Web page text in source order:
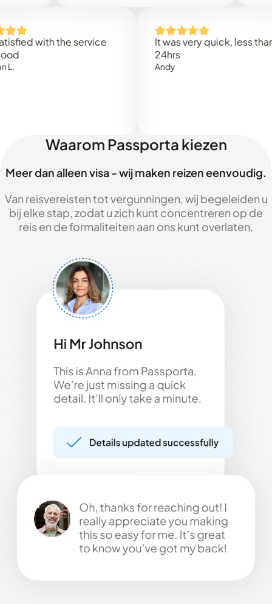
with the service
It was very quick, less than
Waarom Passporta kiezen
Meer dan alleen visa - wij maken reizen eenvoudig.
Van reisvereisten tot vergunningen, wij begeleiden u
bij elke stap, zodat u zich kunt concentreren op de
reis en de formaliteiten aan ons kunt overlaten.